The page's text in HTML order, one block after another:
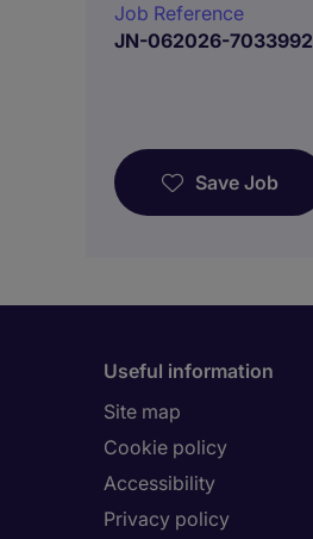
Job Reference
JN-062026-7033992
Save Job
Useful information
Site map
Cookie policy
Accessibility
Privacy policy